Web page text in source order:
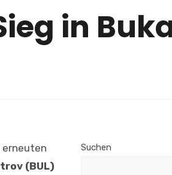
in
erneuten
(BUL)
Suchen